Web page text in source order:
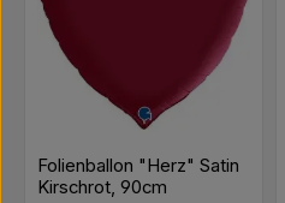
Folienballon "Herz" Satin
Kirschrot, 90cm